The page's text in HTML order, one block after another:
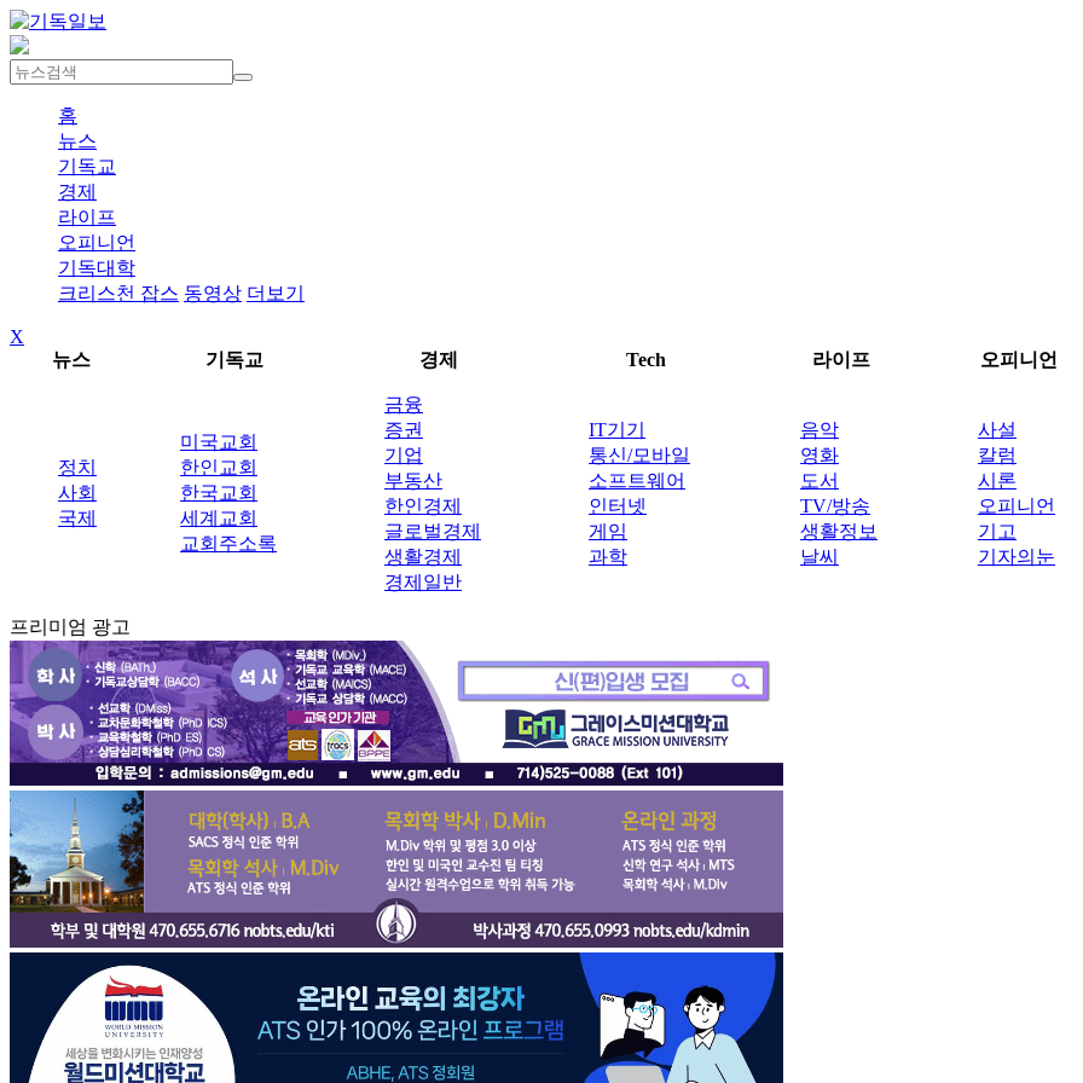
홈
뉴스
기독교
경제
라이프
오피니언
기독대학
크리스천 잡스 동영상 더보기
X
뉴스
기독교 경제 Tech 라이프 오피니언
정치
사회
국제
미국교회
한인교회
한국교회
세계교회
교회주소록
금융
증권
기업
부동산
한인경제
글로벌경제
생활경제
경제일반
IT기기
통신/모바일
소프트웨어
인터넷
게임
과학
음악
영화
도서
TV/방송
생활정보
날씨
사설
칼럼
시론
오피니언
기고
기자의눈
프리미엄 광고